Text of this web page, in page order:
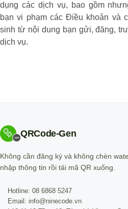
dụng các dịch vụ, bao gồm
bạn vi phạm các Điều khoản và
sinh từ nội dung bạn gửi, đăng,
dịch vụ.
QRCode-Gen
Không cần đăng ký và không chèn
nhập thông tin rồi tải mã QR xuống.
Hotline: 08 6868 5247
Email: info@ninecode.vn